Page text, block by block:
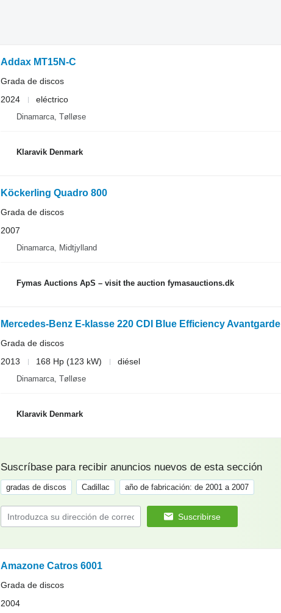
Addax MT15N-C
Grada de discos
2024
eléctrico
Dinamarca, Tølløse
Klaravik Denmark
Köckerling Quadro 800
Grada de discos
2007
Dinamarca, Midtjylland
Fymas Auctions ApS – visit the auction fymasauctions.dk
Mercedes-Benz E-klasse 220 CDI Blue Efficiency Avantgarde
Grada de discos
2013
168 Hp (123 kW) diésel
Dinamarca, Tølløse
Klaravik Denmark
Suscríbase para recibir anuncios nuevos de esta sección
gradas de discos Cadillac año de fabricación: de 2001 a 2007
Suscribirse
Amazone Catros 6001
Grada de discos
2004